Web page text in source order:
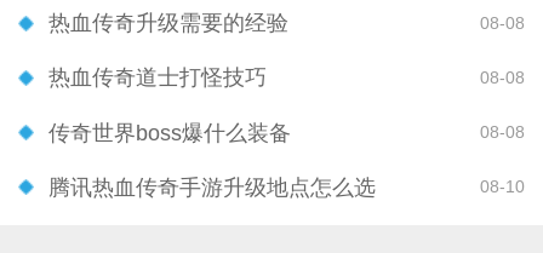
热血传奇升级需要的经验 08-08
热血传奇道士打怪技巧 08-08
传奇世界boss爆什么装备 08-08
腾讯热血传奇手游升级地点怎么选 08-10